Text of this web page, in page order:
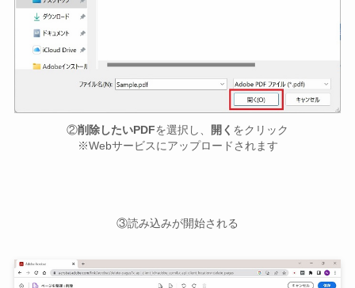
②削除したいPDFを選択し、 開く をクリック
※Webサービスにアップロードされます
③読み込みが開始される